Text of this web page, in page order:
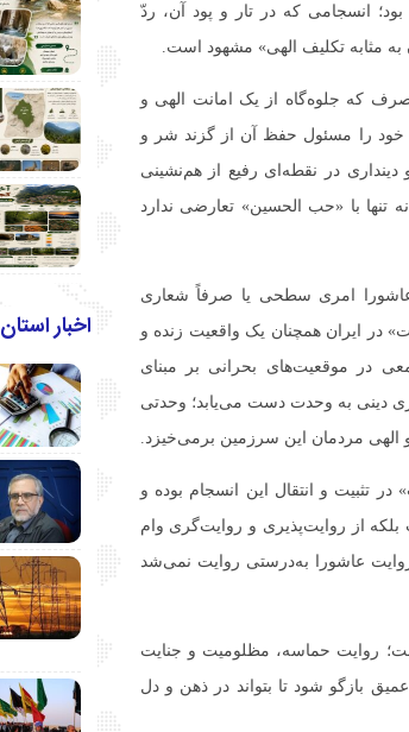
انسجامی که در تار و پود آن، ردّ
مثابه تکلیف الهی» مشهود است.
که جلوه‌گاه از یک امانت الهی و
خود را مسئول حفظ آن از گزند شر و
در نقطه‌ای رفیع از هم‌نشینی
تنها با «حب الحسین» تعارضی ندارد
امری سطحی یا صرفاً شعاری
که «ملت» در ایران همچنان یک واقعیت زنده و
در موقعیت‌های بحرانی بر مبنای
دینی به وحدت دست می‌یابد؛ وحدتی
الهی مردمان این سرزمین برمی‌خیزد.
تثبیت و انتقال این انسجام بوده و
از روایت‌پذیری و روایت‌گری وام
روایت عاشورا به‌درستی روایت نمی‌شد
12روزه نیز صادق است؛ روایت حماسه، مظلومیت و جنایت
بازگو شود تا بتواند در ذهن و دل
اخبار استان